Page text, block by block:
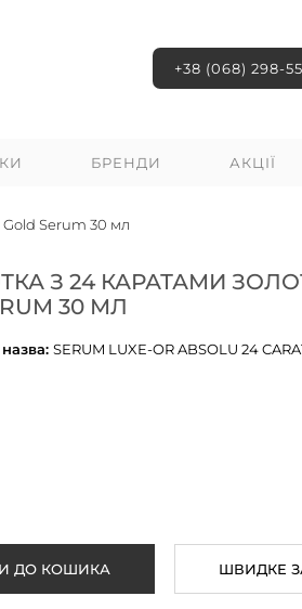
+38 (068) 298-
БРЕНДИ АКЦІЇ
Serum 30 мл
З 24 КАРАТАМИ
30 МЛ
SERUM LUXE-OR ABSOLU 24
ШВИДКЕ